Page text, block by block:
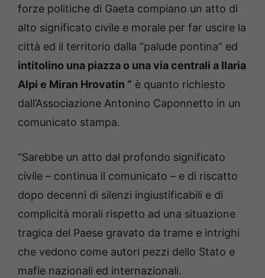
forze politiche di Gaeta compiano un atto di
alto significato civile e morale per far uscire la
città ed il territorio dalla “palude pontina” ed
intitolino una piazza o una via centrali a Ilaria
Alpi e Miran Hrovatin “ è quanto richiesto
dall’Associazione Antonino Caponnetto in un
comunicato stampa.
“Sarebbe un atto dal profondo significato
civile – continua il comunicato – e di riscatto
dopo decenni di silenzi ingiustificabili e di
complicità morali rispetto ad una situazione
tragica del Paese gravato da trame e intrighi
che vedono come autori pezzi dello Stato e
mafie nazionali ed internazionali.